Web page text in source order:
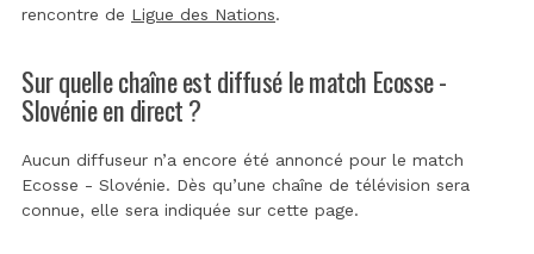
rencontre de Ligue des Nations.
Sur quelle chaîne est diffusé le match Ecosse -
Slovénie en direct ?
Aucun diffuseur n’a encore été annoncé pour le match
Ecosse - Slovénie. Dès qu’une chaîne de télévision sera
connue, elle sera indiquée sur cette page.